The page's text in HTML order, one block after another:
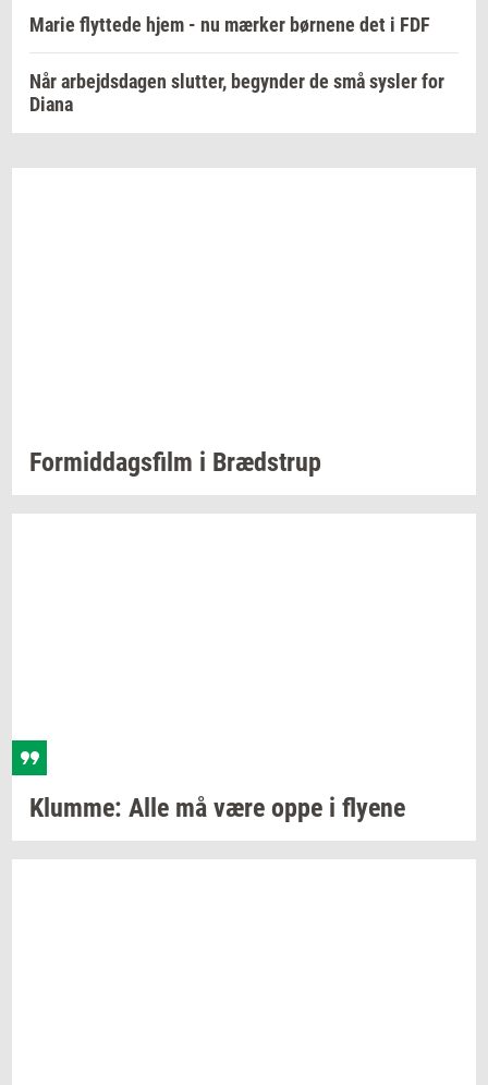
Marie flyttede hjem - nu mærker børnene det i FDF
Når arbejdsdagen slutter, begynder de små sysler for
Diana
For­mid­dags­film i Bræd­strup
Klum­me: Alle må være oppe i fly­e­ne